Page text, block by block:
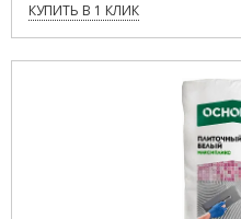
КУПИТЬ В 1 КЛИК